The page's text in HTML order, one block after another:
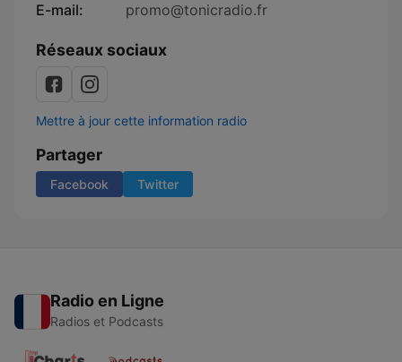
E-mail:
promo@tonicradio.fr
Réseaux sociaux
Mettre à jour cette information radio
Partager
Facebook Twitter
Radio en Ligne
Radios et Podcasts